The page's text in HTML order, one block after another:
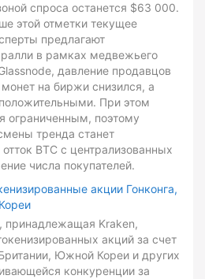
спроса останется $63 000.
этой отметки текущее
предлагают
в рамках медвежьего
давление продавцов
на биржи снизился, а
положительными. При этом
ограниченным, поэтому
тренда станет
BTC с централизованных
числа покупателей.
акции Гонконга,
принадлежащая Kraken,
акций за счет
Южной Кореи и других
конкуренции за